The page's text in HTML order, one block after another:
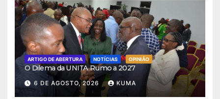
ARTIGO DE ABERTURA NOTÍCIAS OPINIÃO
O Dilema da UNITA Rumo a 2027
6 DE AGOSTO, 2026 KUMA